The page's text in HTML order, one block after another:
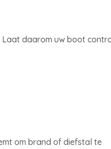
daarom uw boot
om brand of diefstal te